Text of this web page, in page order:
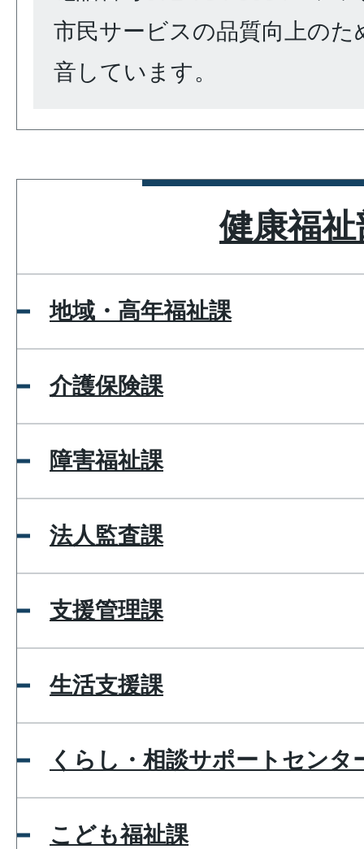
市民サービスの品質向上のた
音しています。
健康福祉
地域・高年福祉課
介護保険課
障害福祉課
法人監査課
支援管理課
生活支援課
くらし・相談サポートセンタ
こども福祉課